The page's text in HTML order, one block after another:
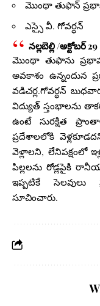
మొంథా తుఫాన్
ఎస్సై వీ. గోవర్ధన్
నల్లబెల్లి /అక్టోబర్
మొంథా తుఫాను
అవకాశం ఉన్నందున
వడిచర్ల.గోవర్ధన్
విద్యుత్ స్తంభాలను
ఉంటే సురక్షిత
ప్రదేశాలలోకి
వెళ్లాలని, లేనిపక్షంలో
పిల్లలను రోడ్లపైకి
ఇప్పటికే సెలవులు
సూచించారు.